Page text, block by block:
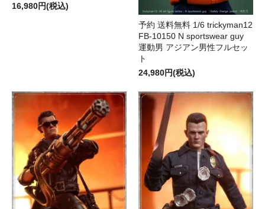
16,980円(税込)
予約 送料無料 1/6 trickyman12
FB-10150 N sportswear guy
運動男 アジアン男性フルセッ
ト
24,980円(税込)